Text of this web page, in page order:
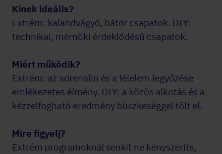
Kinek ideális?
Extrém: kalandvágyó, bátor csapatok. DIY:
technikai, mérnöki érdeklődésű csapatok.
Miért működik?
Extrém: az adrenalin és a félelem legyőzése
emlékezetes élmény. DIY: a közös alkotás és a
kézzelfogható eredmény büszkeséggel tölt el.
Mire figyelj?
Extrém programoknál senkit ne kényszeríts,